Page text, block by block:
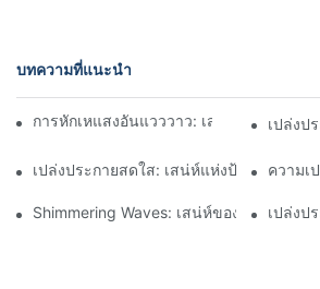
บทความที่แนะนำ
การหักเหแสงอันแวววาว: เสน่ห์ของกระจ
เปล่งป
เปล่งประกายสดใส: เสน่ห์แห่งป้ายนีออนกร
ความเ
Shimmering Waves: เสน่ห์ของกระจกนีอ
เปล่งป